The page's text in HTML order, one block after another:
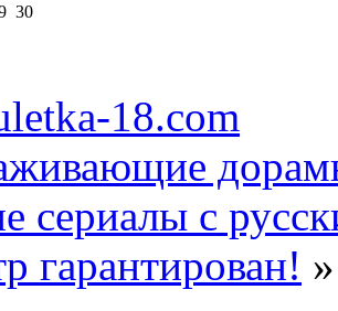
30
18.com
сериалы с
гарантирован! »